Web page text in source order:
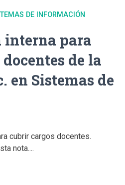
DE INFORMACIÓN
interna para
de la
en Sistemas de
cubrir cargos docentes.
nota....